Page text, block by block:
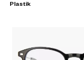
Plastik